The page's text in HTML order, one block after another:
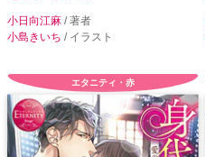
小日向江麻 / 著者
小島きいち / イラスト
エタニティ・赤